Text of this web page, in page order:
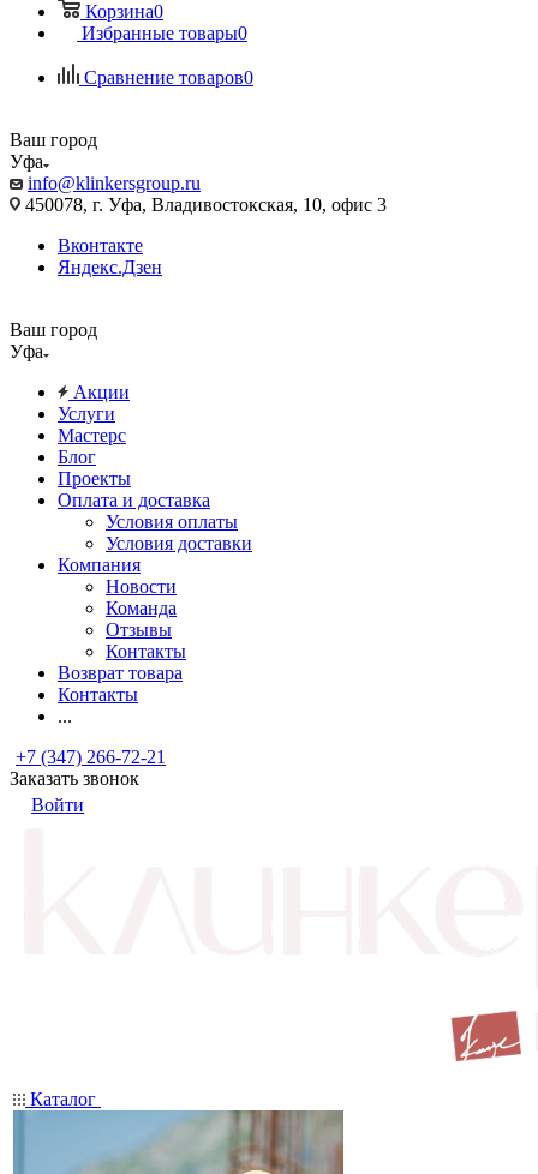
Корзина0
Избранные товары0
Сравнение товаров0
Ваш город
Уфа
info@klinkersgroup.ru
450078, г. Уфа, Владивостокская, 10, офис 3
Вконтакте
Яндекс.Дзен
Ваш город
Уфа
Акции
Услуги
Мастерс
Блог
Проекты
Оплата и доставка
Условия оплаты
Условия доставки
Компания
Новости
Команда
Отзывы
Контакты
Возврат товара
Контакты
...
+7 (347) 266-72-21
Заказать звонок
Войти
Каталог